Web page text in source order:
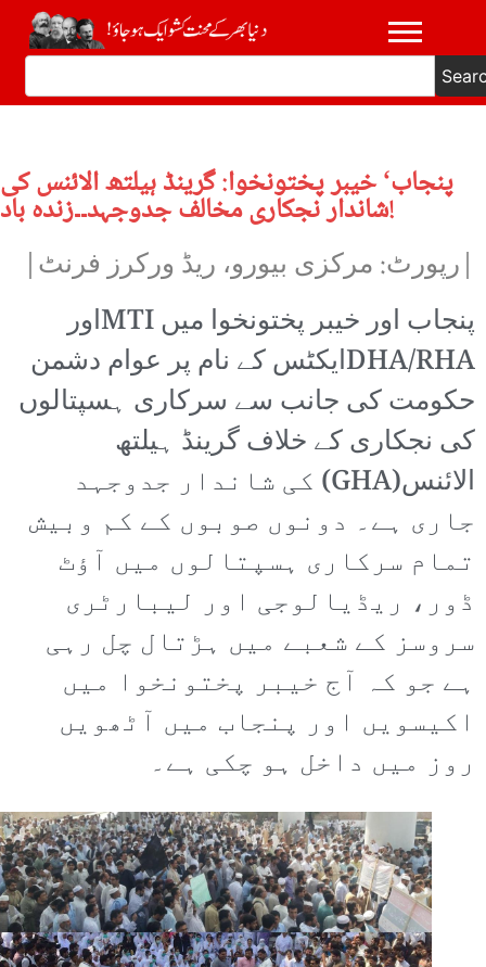
پنجاب‘ خیبر پختونخوا: گرینڈ ہیلتھ الائنس کی
شاندار نجکاری مخالف جدوجہد۔۔زندہ باد!
|رپورٹ: مرکزی بیورو، ریڈ ورکرز فرنٹ|
پنجاب اور خیبر پختونخوا میں MTIاور
DHA/RHAایکٹس کے نام پر عوام دشمن
حکومت کی جانب سے سرکاری ہسپتالوں
کی نجکاری کے خلاف گرینڈ ہیلتھ
الائنس(GHA) کی شاندار جدوجہد
جاری ہے۔ دونوں صوبوں کے کم وبیش
تمام سرکاری ہسپتالوں میں آؤٹ
ڈور، ریڈیالوجی اور لیبارٹری
سروسز کے شعبے میں ہڑتال چل رہی
ہے جو کہ آج خیبر پختونخوا میں
اکیسویں اور پنجاب میں آٹھویں
روز میں داخل ہو چکی ہے۔